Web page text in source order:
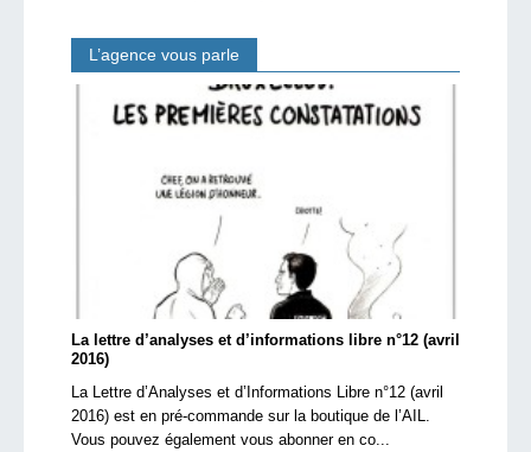
L’agence vous parle
La lettre d’analyses et d’informations libre n°12 (avril
2016)
La Lettre d’Analyses et d’Informations Libre n°12 (avril
2016) est en pré-commande sur la boutique de l’AIL.
Vous pouvez également vous abonner en co...